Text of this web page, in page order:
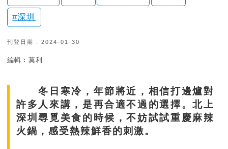
深圳
刊登日期 : 2024-01-30
編輯︰莫利
冬日寒冷，年節將近，相信打邊爐對
許多人來講，是再合適不過的選擇。北上
深圳尋覓美食的時候，不妨試試重慶麻辣
火鍋，感受熱辣鮮香的刺激。